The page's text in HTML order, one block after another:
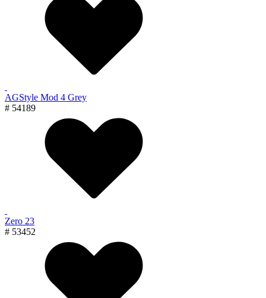
AGStyle Mod 4 Grey
# 54189
Zero 23
# 53452